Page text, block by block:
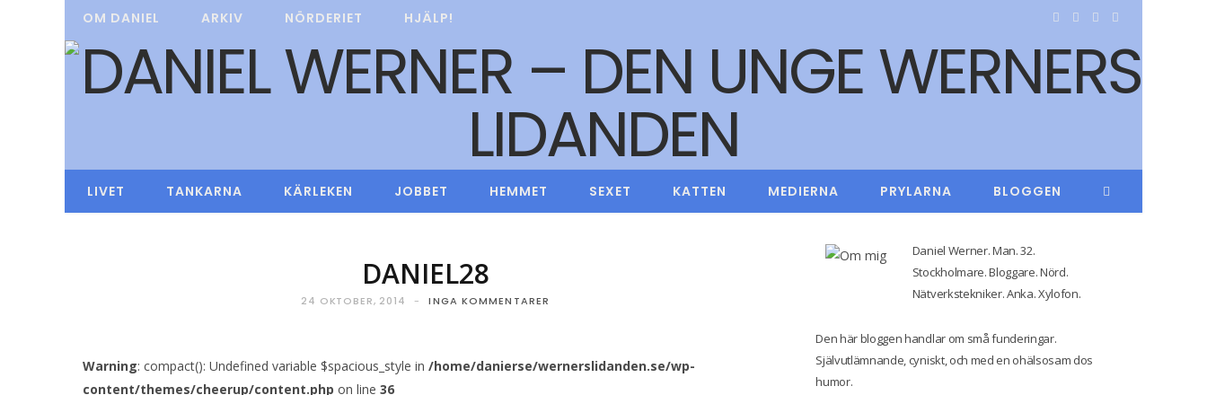
OM DANIEL ARKIV NÖRDERIET HJÄLP!
a
c
o
k
w n
s
g
o
u
LIVET TANKARNA KÄRLEKEN JOBBET HEMMET SEXET KATTEN MEDIERNA PRYLARNA BLOGGEN
DANIEL28
24 OKTOBER, 2014 INGA KOMMENTARER
Warning: compact(): Undefined variable $spacious_style in /home/danierse/wernerslidanden.se/wp-
content/themes/cheerup/content.php on line 36
Daniel Werner. Man. 32.
Stockholmare. Bloggare. Nörd.
Nätverkstekniker. Anka. Xylofon.
Den här bloggen handlar om små funderingar.
Självutlämnande, cyniskt, och med en ohälsosam dos
humor.